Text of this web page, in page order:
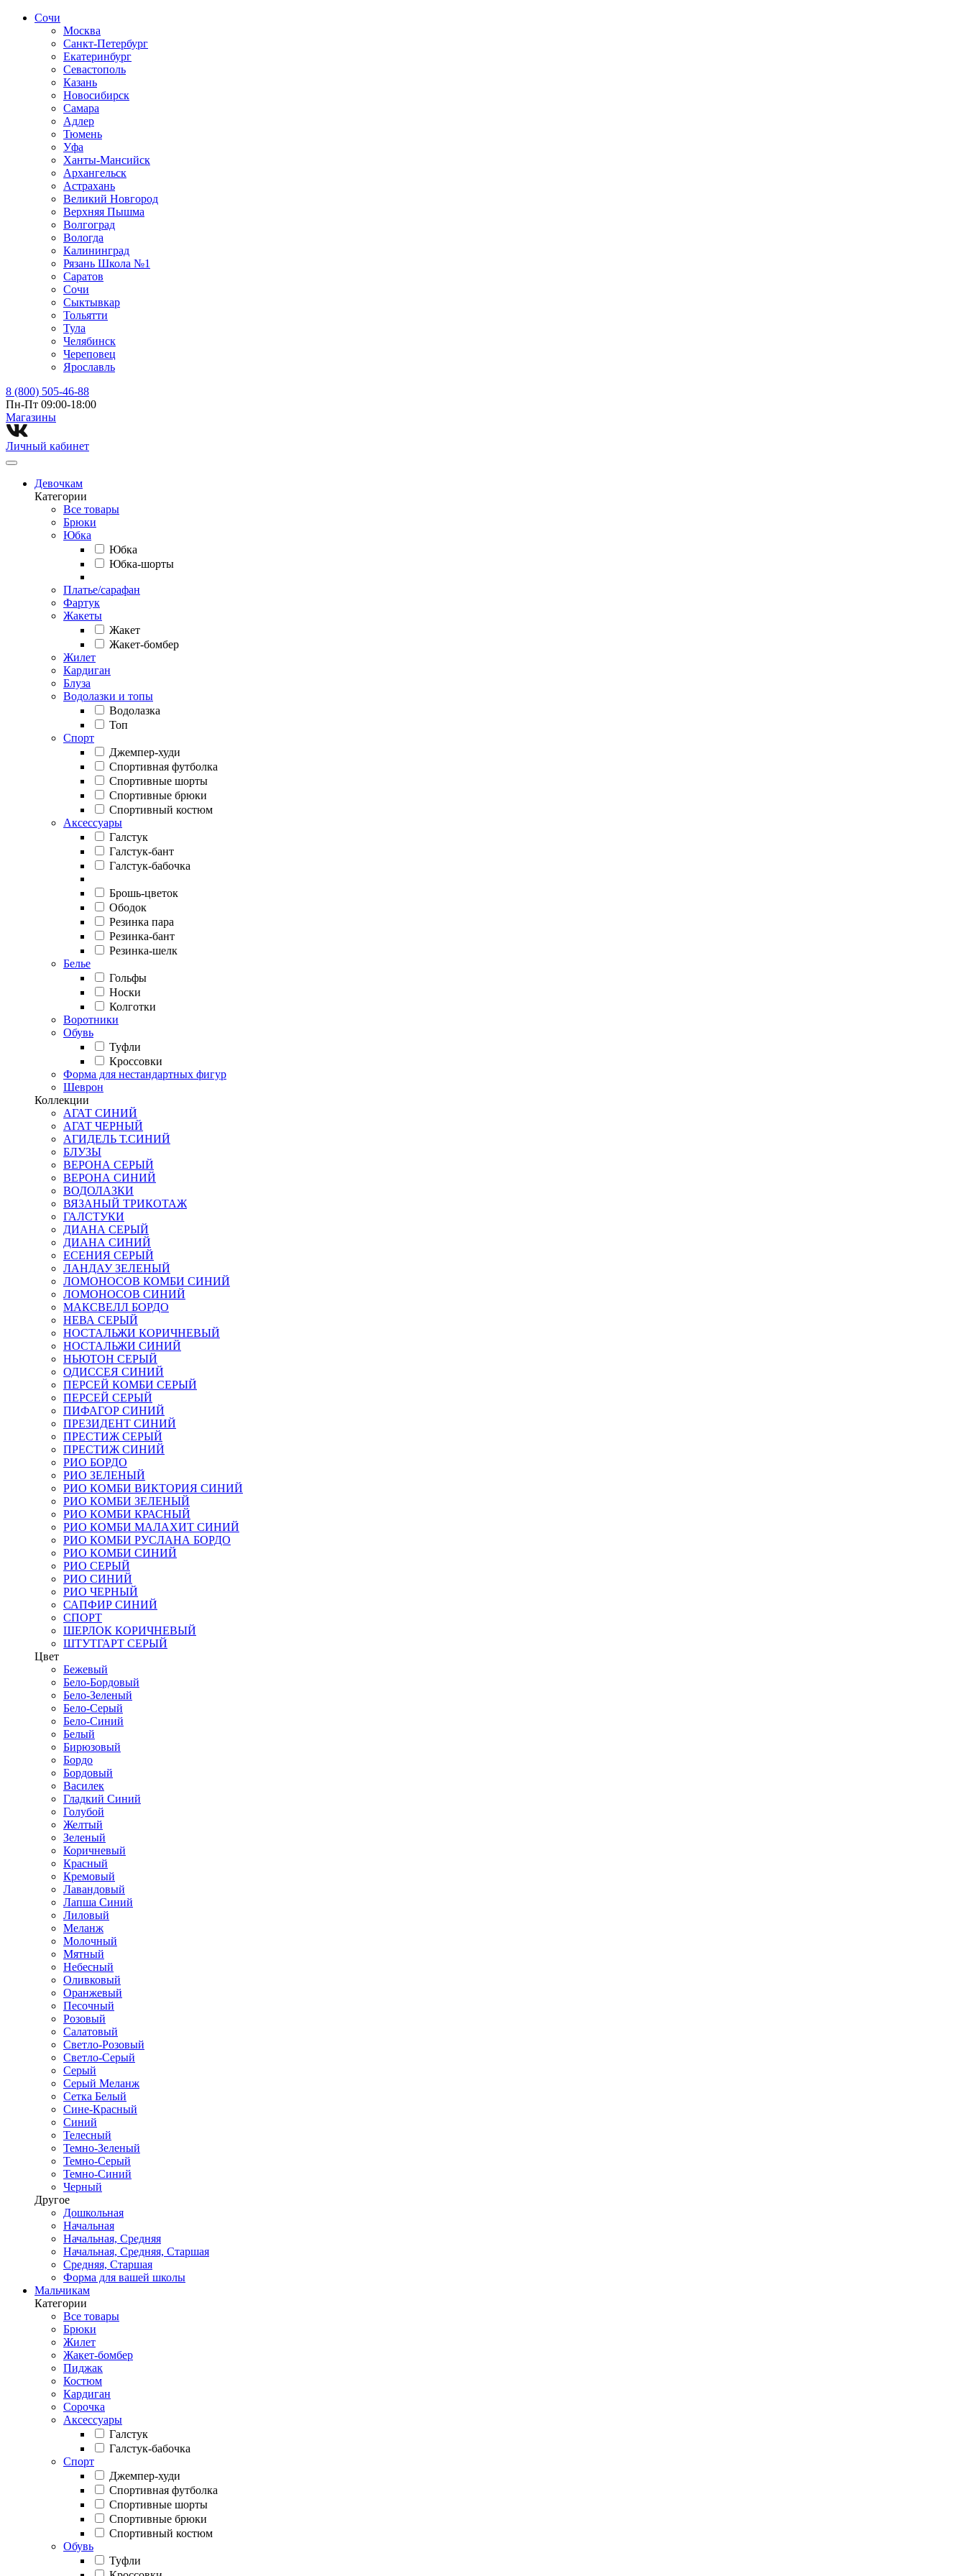
Сочи
Москва
Санкт-Петербург
Екатеринбург
Севастополь
Казань
Новосибирск
Самара
Адлер
Тюмень
Уфа
Ханты-Мансийск
Архангельск
Астрахань
Великий Новгород
Верхняя Пышма
Волгоград
Вологда
Калининград
Рязань Школа №1
Саратов
Сочи
Сыктывкар
Тольятти
Тула
Челябинск
Череповец
Ярославль
8 (800) 505-46-88
Пн-Пт 09:00-18:00
Магазины⁠
Личный кабинет
Девочкам
Категории
Все товары
Брюки
Юбка
Юбка
Юбка-шорты
Платье/сарафан
Фартук
Жакеты
Жакет
Жакет-бомбер
Жилет
Кардиган
Блуза
Водолазки и топы
Водолазка
Топ
Спорт
Джемпер-худи
Спортивная футболка
Спортивные шорты
Спортивные брюки
Спортивный костюм
Аксессуары
Галстук
Галстук-бант
Галстук-бабочка
Брошь-цветок
Ободок
Резинка пара
Резинка-бант
Резинка-шелк
Белье
Гольфы
Носки
Колготки
Воротники
Обувь
Туфли
Кроссовки
Форма для нестандартных фигур
Шеврон
Коллекции
АГАТ СИНИЙ
АГАТ ЧЕРНЫЙ
АГИДЕЛЬ Т.СИНИЙ
БЛУЗЫ
ВЕРОНА СЕРЫЙ
ВЕРОНА СИНИЙ
ВОДОЛАЗКИ
ВЯЗАНЫЙ ТРИКОТАЖ
ГАЛСТУКИ
ДИАНА СЕРЫЙ
ДИАНА СИНИЙ
ЕСЕНИЯ СЕРЫЙ
ЛАНДАУ ЗЕЛЕНЫЙ
ЛОМОНОСОВ КОМБИ СИНИЙ
ЛОМОНОСОВ СИНИЙ
МАКСВЕЛЛ БОРДО
НЕВА СЕРЫЙ
НОСТАЛЬЖИ КОРИЧНЕВЫЙ
НОСТАЛЬЖИ СИНИЙ
НЬЮТОН СЕРЫЙ
ОДИССЕЯ СИНИЙ
ПЕРСЕЙ КОМБИ СЕРЫЙ
ПЕРСЕЙ СЕРЫЙ
ПИФАГОР СИНИЙ
ПРЕЗИДЕНТ СИНИЙ
ПРЕСТИЖ СЕРЫЙ
ПРЕСТИЖ СИНИЙ
РИО БОРДО
РИО ЗЕЛЕНЫЙ
РИО КОМБИ ВИКТОРИЯ СИНИЙ
РИО КОМБИ ЗЕЛЕНЫЙ
РИО КОМБИ КРАСНЫЙ
РИО КОМБИ МАЛАХИТ СИНИЙ
РИО КОМБИ РУСЛАНА БОРДО
РИО КОМБИ СИНИЙ
РИО СЕРЫЙ
РИО СИНИЙ
РИО ЧЕРНЫЙ
САПФИР СИНИЙ
СПОРТ
ШЕРЛОК КОРИЧНЕВЫЙ
ШТУТГАРТ СЕРЫЙ
Цвет
Бежевый
Бело-Бордовый
Бело-Зеленый
Бело-Серый
Бело-Синий
Белый
Бирюзовый
Бордо
Бордовый
Василек
Гладкий Синий
Голубой
Желтый
Зеленый
Коричневый
Красный
Кремовый
Лавандовый
Лапша Синий
Лиловый
Меланж
Молочный
Мятный
Небесный
Оливковый
Оранжевый
Песочный
Розовый
Салатовый
Светло-Розовый
Светло-Серый
Серый
Серый Меланж
Сетка Белый
Сине-Красный
Синий
Телесный
Темно-Зеленый
Темно-Серый
Темно-Синий
Черный
Другое
Дошкольная
Начальная
Начальная, Средняя
Начальная, Средняя, Старшая
Средняя, Старшая
Форма для вашей школы
Мальчикам
Категории
Все товары
Брюки
Жилет
Жакет-бомбер
Пиджак
Костюм
Кардиган
Сорочка
Аксессуары
Галстук
Галстук-бабочка
Спорт
Джемпер-худи
Спортивная футболка
Спортивные шорты
Спортивные брюки
Спортивный костюм
Обувь
Туфли